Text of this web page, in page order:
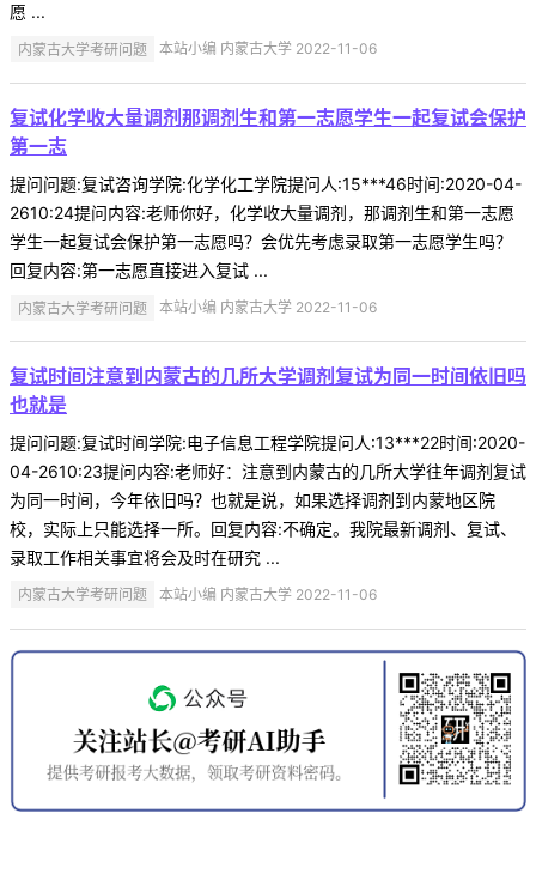
愿 ...
内蒙古大学考研问题 本站小编 内蒙古大学 2022-11-06
复试化学收大量调剂那调剂生和第一志愿学生一起复试会保护
第一志
提问问题:复试咨询学院:化学化工学院提问人:15***46时间:2020-04-
2610:24提问内容:老师你好，化学收大量调剂，那调剂生和第一志愿
学生一起复试会保护第一志愿吗？会优先考虑录取第一志愿学生吗？
回复内容:第一志愿直接进入复试 ...
内蒙古大学考研问题 本站小编 内蒙古大学 2022-11-06
复试时间注意到内蒙古的几所大学调剂复试为同一时间依旧吗
也就是
提问问题:复试时间学院:电子信息工程学院提问人:13***22时间:2020-
04-2610:23提问内容:老师好：注意到内蒙古的几所大学往年调剂复试
为同一时间，今年依旧吗？也就是说，如果选择调剂到内蒙地区院
校，实际上只能选择一所。回复内容:不确定。我院最新调剂、复试、
录取工作相关事宜将会及时在研究 ...
内蒙古大学考研问题 本站小编 内蒙古大学 2022-11-06